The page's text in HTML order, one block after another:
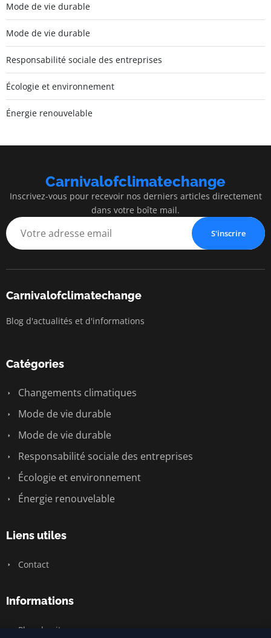
Mode de vie durable
Mode de vie durable
Responsabilité sociale des entreprises
Écologie et environnement
Énergie renouvelable
Carnivalofclimatechange
Inscrivez-vous pour recevoir nos derniers articles directement
dans votre boîte mail.
S'inscrire
Carnivalofclimatechange
Blog d'actualités et d'informations
Catégories
Changements climatiques
Mode de vie durable
Mode de vie durable
Responsabilité sociale des entreprises
Écologie et environnement
Énergie renouvelable
Liens utiles
Contact
Informations
Plan du site